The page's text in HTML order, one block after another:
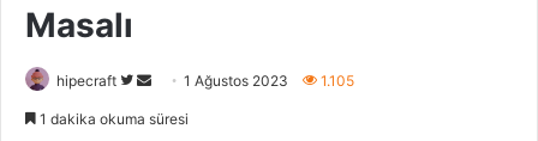
Masalı
hipecraft
Twitter'da
Bir
1 Ağustos 2023 1.105
1 dakika okuma süresi